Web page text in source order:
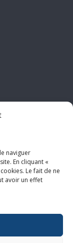
naviguer
En cliquant «
Le fait de ne
avoir un effet